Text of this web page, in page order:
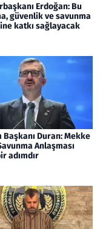
Erdoğan: Bu
güvenlik ve savunma
katkı sağlayacak
Duran: Mekke
Anlaşması
adımdır